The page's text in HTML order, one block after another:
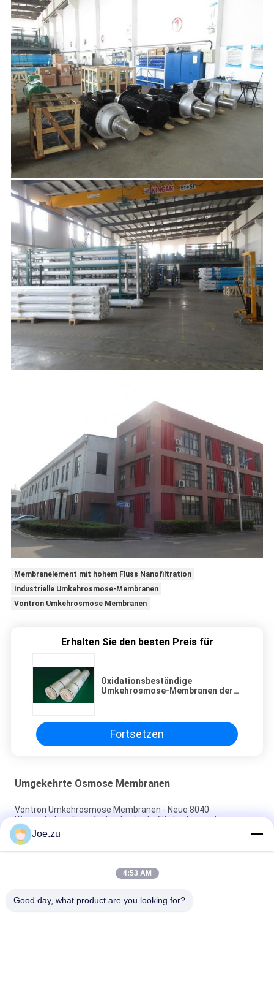
Membranelement mit hohem Fluss Nanofiltration
Industrielle Umkehrosmose-Membranen
Vontron Umkehrosmose Membranen
Erhalten Sie den besten Preis für
Oxidationsbeständige
Umkehrosmose-Membranen der
Fortsetzen
Umgekehrte Osmose Membranen
Vontron Umkehrosmose Membranen - Neue 8040
Wasserbehandlung für landwirtschaftliche Anwendungen
Langzeitstabilität von Umkehrosmose-RO-Elementen für
Haushaltswasserfilter
Nanofiltrationsmembranen kombinieren hohen Wasserfluss
Joe.zu
4:53 AM
Good day, what product are you looking for?